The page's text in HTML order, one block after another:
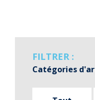
FILTRER :
Catégories